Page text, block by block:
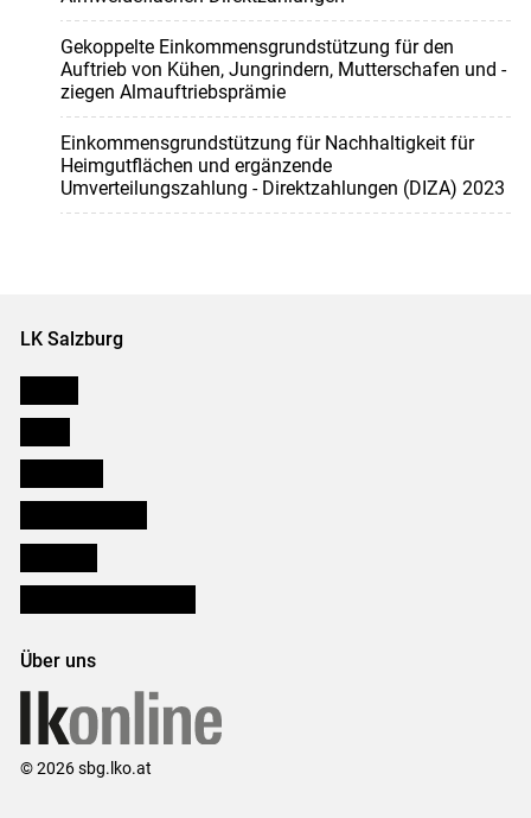
Gekoppelte Einkommensgrundstützung für den
Auftrieb von Kühen, Jungrindern, Mutterschafen und -
ziegen Almauftriebsprämie
Einkommensgrundstützung für Nachhaltigkeit für
Heimgutflächen und ergänzende
Umverteilungszahlung - Direktzahlungen (DIZA) 2023
LK Salzburg
Über uns
© 2026 sbg.lko.at